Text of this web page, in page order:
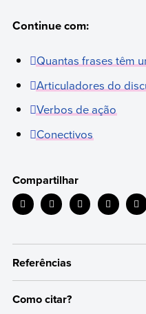
Continue com:
Quantas frases têm
Articuladores do
Verbos de ação
Conectivos
Compartilhar
Referências
Todas as informações que
Como citar?